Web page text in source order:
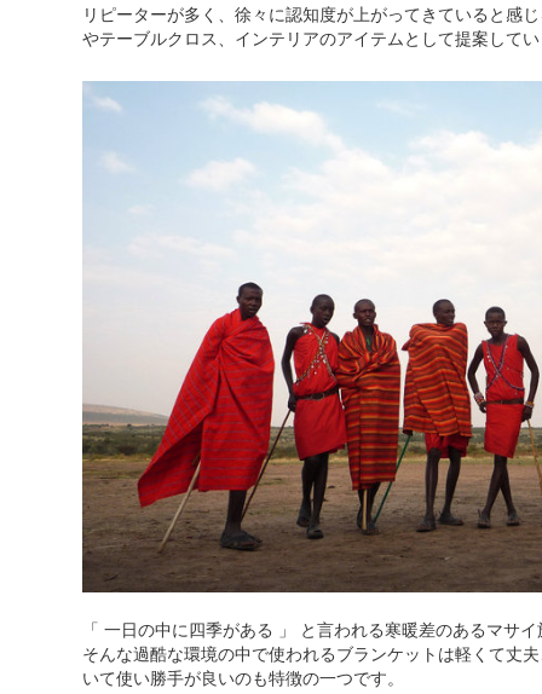
リピーターが多く、徐々に認知度が上がってきていると感
やテーブルクロス、インテリアのアイテムとして提案して
「 一日の中に四季がある 」 と言われる寒暖差のあるマサ
そんな過酷な環境の中で使われるブランケットは軽くて丈
いて使い勝手が良いのも特徴の一つです。